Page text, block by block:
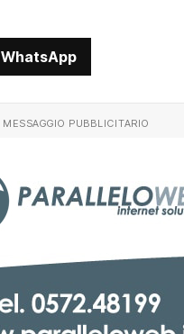
WhatsApp
MESSAGGIO PUBBLICITARIO